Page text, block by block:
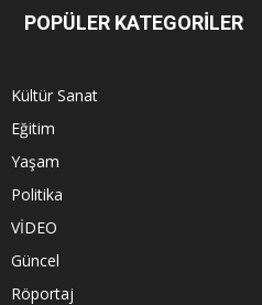
POPÜLER KATEGORİLER
Kültür Sanat
Eğitim
Yaşam
Politika
VİDEO
Güncel
Röportaj